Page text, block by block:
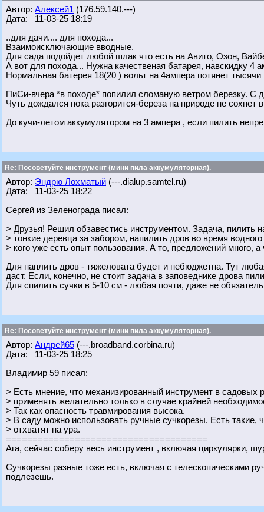
Автор: Алексей1 (176.59.140.---)
Дата: 11-03-25 18:19
..для дачи.... для похода...
Взаимоисключающие вводные.
Для сада подойдет любой шлак что есть на Авито, Озон,
А вот для похода... Нужна качественая батарея, навскидку 4
Нормальная батерея 18(20 ) вольт на 4ампера потянет
ПиСи-вчера *в походе* попилил сломаную ветром березку. С
Чуть дождался пока разгорится-береза на природе не сохнет
До кучи-летом аккумулятором на 3 ампера , если пилить
Re: Посоветуйте инструмент (мини пила аккумуляторная).
Автор: Эндрю Лохматый (---.dialup.samtel.ru)
Дата: 11-03-25 18:22
Сергей из Зеленограда писал:
> Друзья! Решил обзавестись инструментом. Задача, пилить
> тонкие деревца за забором, напилить дров во время
> кого уже есть опыт пользования. А то, предложений много,
Для наплить дров - тяжеловата будет и небюджетна. Тут
даст. Если, конечно, не стоит задача в заповеднике дрова
Для спилить сучки в 5-10 см - любая почти, даже не
Re: Посоветуйте инструмент (мини пила аккумуляторная).
Автор: Андрей65 (---.broadband.corbina.ru)
Дата: 11-03-25 18:25
Владимир 59 писал:
> Есть мнение, что механизированный инструмент в садовых
> применять желательно только в случае крайней
> Так как опасность травмирования высока.
> В саду можно использовать ручные сучкорезы. Есть такие,
> отхватят на ура.
======================================
Ага, сейчас соберу весь инструмент , включая циркулярки,
Сучкорезы разные тоже есть, включая с телескопическими
подлезешь.